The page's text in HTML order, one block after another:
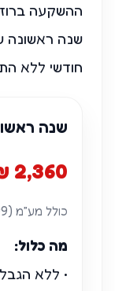
ההשקעה
שנה ראשונה
חודשי ללא
שנה
2,360 ₪
כולל מע״מ (1,999 ₪ לפני מע״מ)
מה כלול:
• ללא